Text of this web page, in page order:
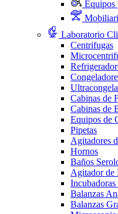
Equipos
Laboratorio
Centrifugas
Cabinas de
Cabinas de
Equipos de
Pipetas
Agitadores
Hornos
Baños
Agitador de
Balanzas
Balanzas